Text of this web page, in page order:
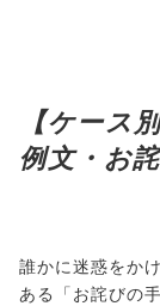
【ケース
例文・お
誰かに迷惑をか
ある「お詫びの